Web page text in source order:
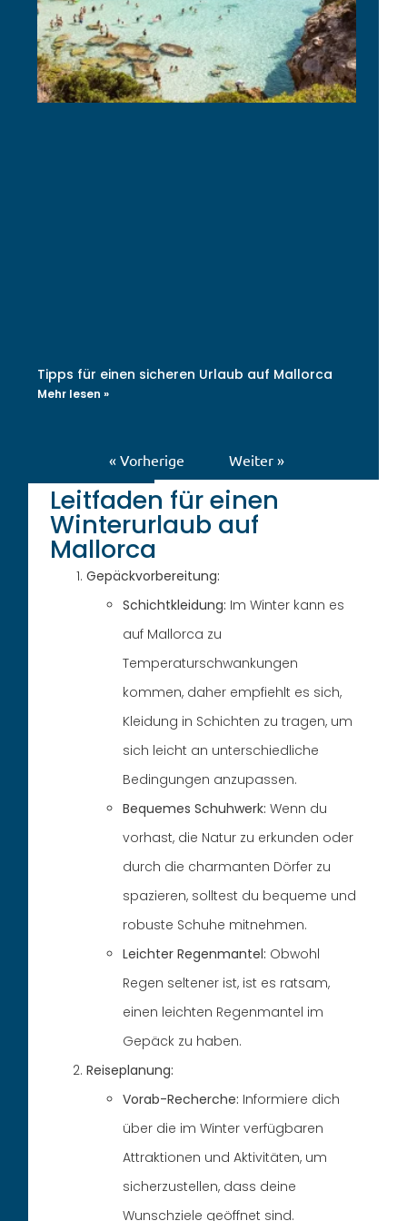
Tipps für einen sicheren Urlaub auf Mallorca
Mehr lesen »
« Vorherige Weiter »
Leitfaden für einen
Winterurlaub auf
Mallorca
Gepäckvorbereitung:
Schichtkleidung: Im Winter kann es
auf Mallorca zu
Temperaturschwankungen
kommen, daher empfiehlt es sich,
Kleidung in Schichten zu tragen, um
sich leicht an unterschiedliche
Bedingungen anzupassen.
Bequemes Schuhwerk: Wenn du
vorhast, die Natur zu erkunden oder
durch die charmanten Dörfer zu
spazieren, solltest du bequeme und
robuste Schuhe mitnehmen.
Leichter Regenmantel: Obwohl
Regen seltener ist, ist es ratsam,
einen leichten Regenmantel im
Gepäck zu haben.
Reiseplanung:
Vorab-Recherche: Informiere dich
über die im Winter verfügbaren
Attraktionen und Aktivitäten, um
sicherzustellen, dass deine
Wunschziele geöffnet sind.